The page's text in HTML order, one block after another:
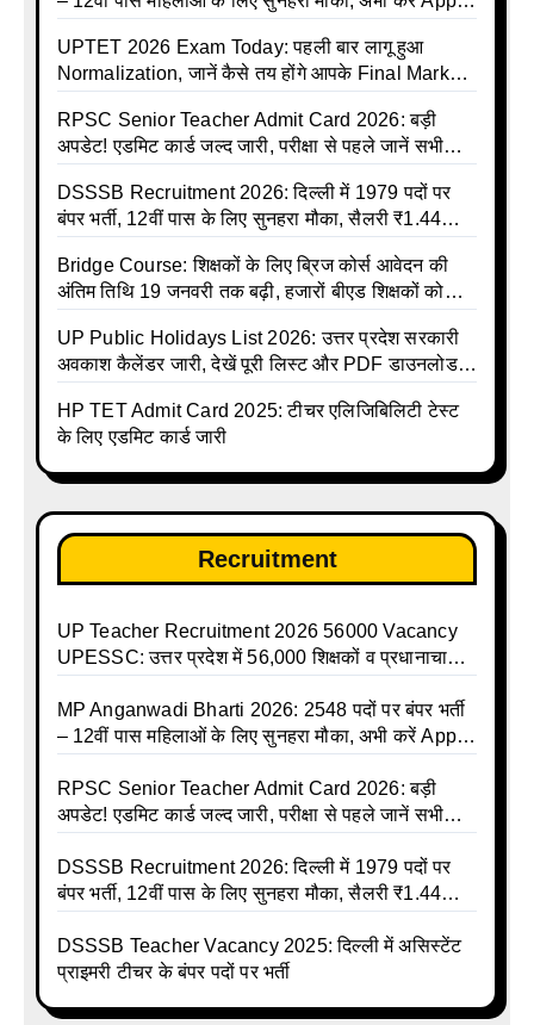
UPTET 2026 Exam Today: पहली बार लागू हुआ
Normalization, जानें कैसे तय होंगे आपके Final Marks
RPSC Senior Teacher Admit Card 2026: बड़ी
अपडेट! एडमिट कार्ड जल्द जारी, परीक्षा से पहले जानें सभी
DSSSB Recruitment 2026: दिल्ली में 1979 पदों पर
बंपर भर्ती, 12वीं पास के लिए सुनहरा मौका, सैलरी ₹1.44
Bridge Course: शिक्षकों के लिए ब्रिज कोर्स आवेदन की
अंतिम तिथि 19 जनवरी तक बढ़ी, हजारों बीएड शिक्षकों को
UP Public Holidays List 2026: उत्तर प्रदेश सरकारी
अवकाश कैलेंडर जारी, देखें पूरी लिस्ट और PDF डाउनलोड
talika | Sarkari Avkash Talika | Up Holidays List |
Holidays Calendar
HP TET Admit Card 2025: टीचर एलिजिबिलिटी टेस्ट
के लिए एडमिट कार्ड जारी
Recruitment
UP Teacher Recruitment 2026 56000 Vacancy
UPESSC: उत्तर प्रदेश में 56,000 शिक्षकों व प्रधानाचार्यों
MP Anganwadi Bharti 2026: 2548 पदों पर बंपर भर्ती
– 12वीं पास महिलाओं के लिए सुनहरा मौका, अभी करें Apply
RPSC Senior Teacher Admit Card 2026: बड़ी
अपडेट! एडमिट कार्ड जल्द जारी, परीक्षा से पहले जानें सभी
DSSSB Recruitment 2026: दिल्ली में 1979 पदों पर
बंपर भर्ती, 12वीं पास के लिए सुनहरा मौका, सैलरी ₹1.44
DSSSB Teacher Vacancy 2025: दिल्ली में असिस्टेंट
प्राइमरी टीचर के बंपर पदों पर भर्ती